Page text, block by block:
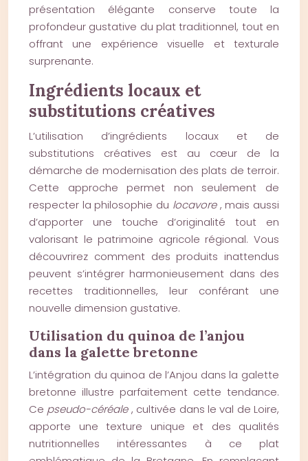
présentation élégante conserve toute la
profondeur gustative du plat traditionnel, tout en
offrant une expérience visuelle et texturale
surprenante.
Ingrédients locaux et
substitutions créatives
L’utilisation d’ingrédients locaux et de
substitutions créatives est au cœur de la
démarche de modernisation des plats de terroir.
Cette approche permet non seulement de
respecter la philosophie du locavore, mais aussi
d’apporter une touche d’originalité tout en
valorisant le patrimoine agricole régional. Vous
découvrirez comment des produits inattendus
peuvent s’intégrer harmonieusement dans des
recettes traditionnelles, leur conférant une
nouvelle dimension gustative.
Utilisation du quinoa de l’anjou
dans la galette bretonne
L’intégration du quinoa de l’Anjou dans la galette
bretonne illustre parfaitement cette tendance.
Ce pseudo-céréale, cultivée dans le val de Loire,
apporte une texture unique et des qualités
nutritionnelles intéressantes à ce plat